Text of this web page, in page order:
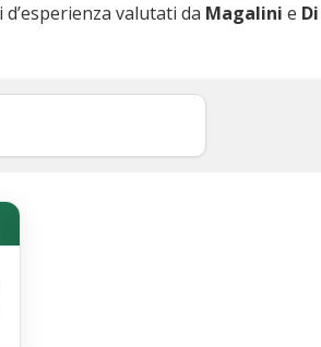
valutati da Magalini e Di